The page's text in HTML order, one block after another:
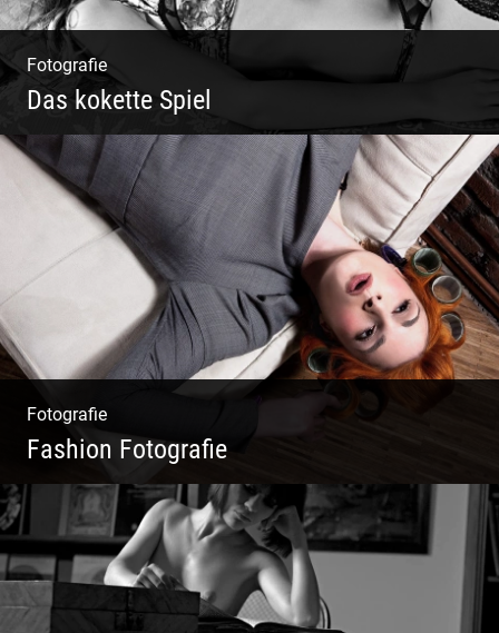
Fotografie
Das kokette Spiel
Sinnlich inszeniert, spielerische Poesie
Fotografie
Fashion Fotografie
Mode|Menschen|Magazin